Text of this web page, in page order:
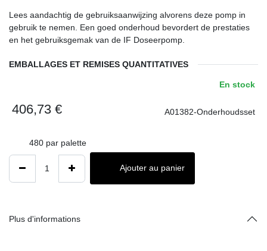
Lees aandachtig de gebruiksaanwijzing alvorens deze pomp in
gebruik te nemen. Een goed onderhoud bevordert de prestaties
en het gebruiksgemak van de IF Doseerpomp.
EMBALLAGES ET REMISES QUANTITATIVES
En stock
406,73 € A01382-Onderhoudsset
480 par palette
Ajouter au panier
Plus d'informations